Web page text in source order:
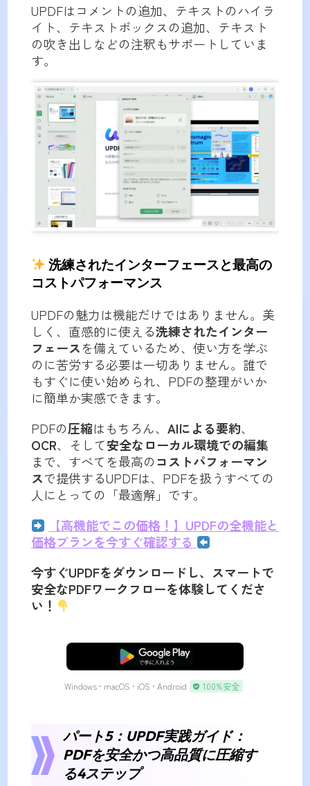
UPDFはコメントの追加、テキストのハイラ
イト、テキストボックスの追加、テキスト
の吹き出しなどの注釈もサポートしていま
す。
洗練されたインターフェースと最高の
コストパフォーマンス
UPDFの魅力は機能だけではありません。美
しく、直感的に使える洗練されたインター
フェースを備えているため、使い方を学ぶ
のに苦労する必要は一切ありません。誰で
もすぐに使い始められ、PDFの整理がいか
に簡単か実感できます。
PDFの圧縮はもちろん、 AIによる要約、
OCR、そして安全なローカル環境での編集
まで、すべてを最高のコストパフォーマン
スで提供するUPDFは、PDFを扱うすべての
人にとっての「最適解」です。
【高機能でこの価格！】UPDFの全機能と
価格プランを今すぐ確認する
今すぐUPDFをダウンロードし、スマートで
安全なPDFワークフローを体験してくださ
い！
無料ダウンロード
Windows • macOS • iOS • Android 100%安全
パート5：UPDF実践ガイド：
PDFを安全かつ高品質に圧縮す
る4ステップ